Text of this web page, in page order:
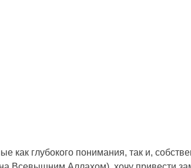
как глубокого понимания, так и,